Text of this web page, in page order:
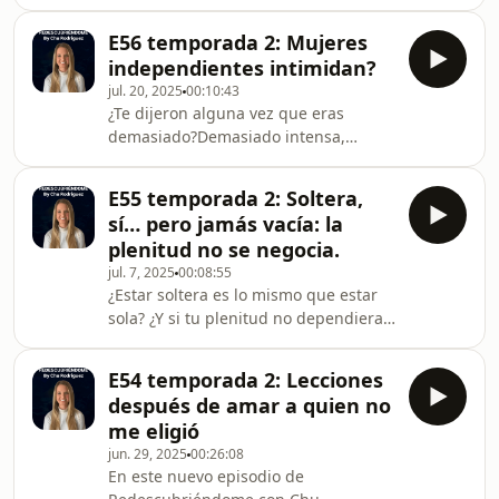
una de las trampas más comunes (y
dolorosas) del amor moderno: la
intermitencia emocional.Esa que te
enreda con un “te quiero” hoy y un
“mejor desaparezco” mañana.Esa que
te hace creer que estás viviendo
intensidad… cuando en realidad estás
sobreviviendo a la
ansiedad.Exploramos qué e
E56 temporada 2: Mujeres
independientes intimidan?
jul. 20, 2025 00:10:43
¿Te dijeron alguna vez que eras
demasiado?Demasiado intensa,
con Chu Rodríguez hablamos de por
qué una mujer segura, ambiciosa y
emocionalmente independiente no es
una amenaza… es un filtro.Vas a
descubrir:• Por qué algunos hombres
se sienten intimidados frente al brillo
femenino.• Qué revelan los estudios
de Harvard, Columbia y
E55 temporada 2: Soltera,
sí… pero jamás vacía: la
plenitud no se negocia.
jul. 7, 2025 00:08:55
¿Estar soltera es lo mismo que estar
sola? ¿Y si tu plenitud no dependiera
revelador, Chu Rodríguez te invita a
cuestionar creencias, soltar mandatos
y reencontrarte con vos misma.💥 Vas
a descubrir: • Qué diferencia hay
entre estar sola y estar soltera • Los 3
E54 temporada 2: Lecciones
después de amar a quien no
me eligió
jun. 29, 2025 00:26:08
En este nuevo episodio de